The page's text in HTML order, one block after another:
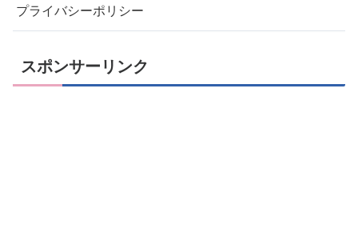
プライバシーポリシー
スポンサーリンク